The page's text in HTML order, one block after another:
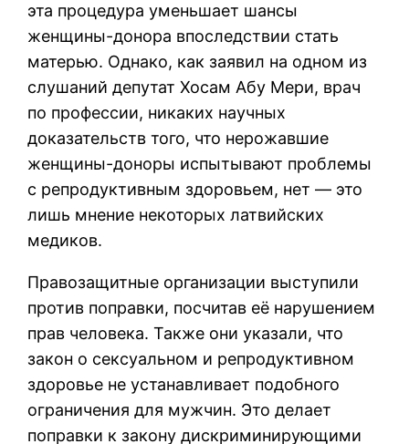
эта процедура уменьшает шансы
женщины-донора впоследствии стать
матерью. Однако, как заявил на одном из
слушаний депутат Хосам Абу Мери, врач
по профессии, никаких научных
доказательств того, что нерожавшие
женщины-доноры испытывают проблемы
с репродуктивным здоровьем, нет — это
лишь мнение некоторых латвийских
медиков.
Правозащитные организации выступили
против поправки, посчитав её нарушением
прав человека. Также они указали, что
закон о сексуальном и репродуктивном
здоровье не устанавливает подобного
ограничения для мужчин. Это делает
поправки к закону дискриминирующими